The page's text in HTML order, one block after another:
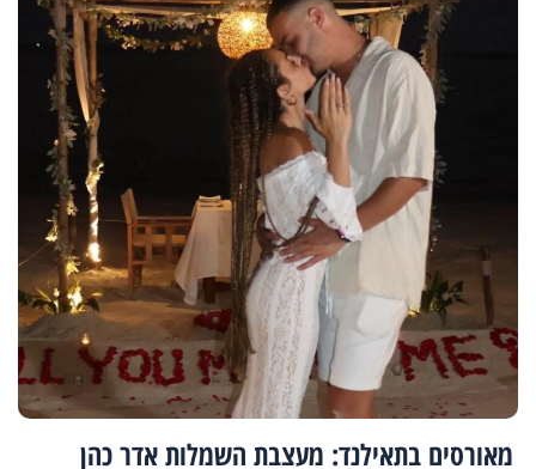
מאורסים בתאילנד: מעצבת השמלות אדר כהן